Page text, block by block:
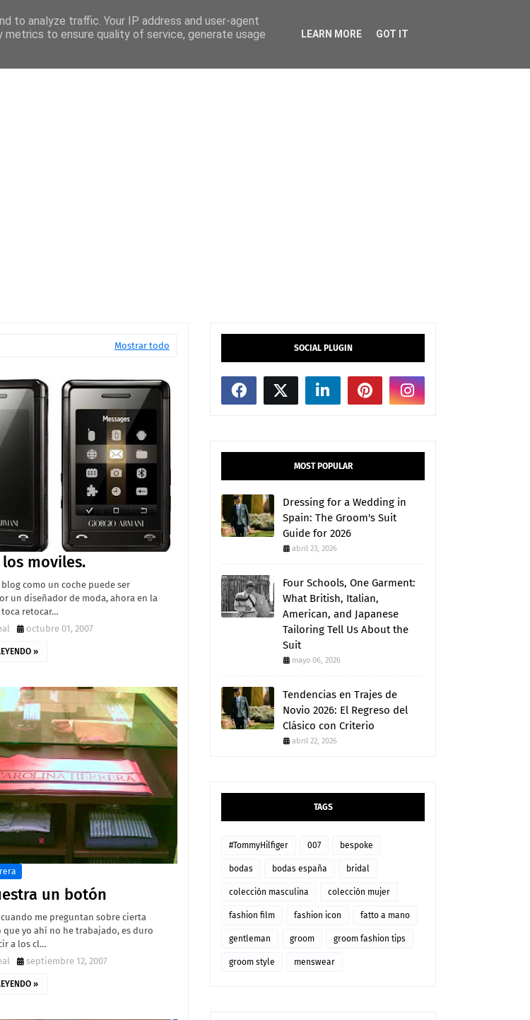
Mostrar todo
moviles.
blog como un coche puede ser
un diseñador de moda, ahora en la
retocar…
octubre 01, 2007
»
un botón
me preguntan sobre cierta
que yo ahí no he trabajado, es duro
a los cl…
septiembre 12, 2007
»
SOCIAL PLUGIN
MOST POPULAR
Dressing for a Wedding in
Spain: The Groom's Suit
Guide for 2026
abril 23, 2026
Four Schools, One Garment:
What British, Italian,
American, and Japanese
Tailoring Tell Us About the
Suit
mayo 06, 2026
Tendencias en Trajes de
Novio 2026: El Regreso del
Clásico con Criterio
abril 22, 2026
TAGS
#TommyHilfiger 007 bespoke
bodas bodas españa bridal
colección masculina colección mujer
fashion film fashion icon fatto a mano
gentleman groom groom fashion tips
groom style menswear
to analyze traffic. Your IP address and user-agent
to ensure quality of service, generate usage
LEARN MORE GOT IT